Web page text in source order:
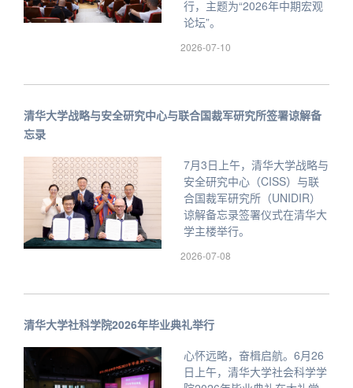
行，主题为“2026年中期宏观
论坛”。
2026-07-10
清华大学战略与安全研究中心与联合国裁军研究所签署谅解备
忘录
7月3日上午，清华大学战略与
安全研究中心（CISS）与联
合国裁军研究所（UNIDIR）
谅解备忘录签署仪式在清华大
学主楼举行。
2026-07-08
清华大学社科学院2026年毕业典礼举行
心怀远略，奋楫启航。6月26
日上午，清华大学社会科学学